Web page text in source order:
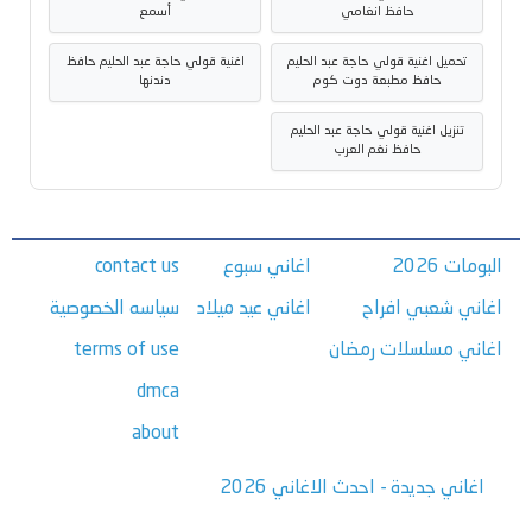
حافظ انغامي
أسمع
تحميل اغنية قولي حاجة عبد الحليم
حافظ مطبعة دوت كوم
اغنية قولي حاجة عبد الحليم حافظ
دندنها
تنزيل اغنية قولي حاجة عبد الحليم
حافظ نغم العرب
البومات 2026
اغاني شعبي افراح
اغاني مسلسلات رمضان
اغاني سبوع
اغاني عيد ميلاد
contact us
سياسه الخصوصية
terms of use
dmca
about
اغاني جديدة - احدث الاغاني 2026